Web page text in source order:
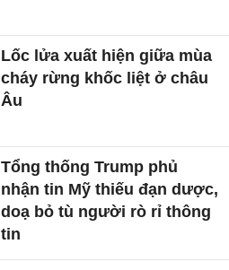
Lốc lửa xuất hiện giữa mùa
cháy rừng khốc liệt ở châu
Âu
Tổng thống Trump phủ
nhận tin Mỹ thiếu đạn dược,
doạ bỏ tù người rò rỉ thông
tin